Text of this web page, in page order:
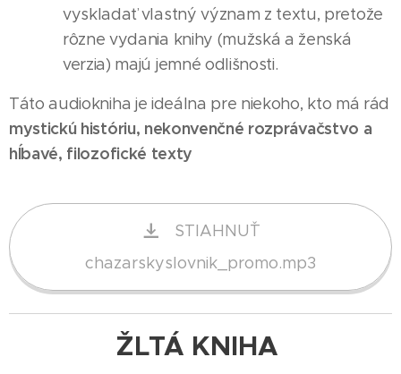
vyskladať vlastný význam z textu, pretože
rôzne vydania knihy (mužská a ženská
verzia) majú jemné odlišnosti.
Táto audiokniha je ideálna pre niekoho, kto má rád
mystickú históriu, nekonvenčné rozprávačstvo a
hĺbavé, filozofické texty
STIAHNUŤ
chazarskyslovnik_promo.mp3
ŽLTÁ KNIHA